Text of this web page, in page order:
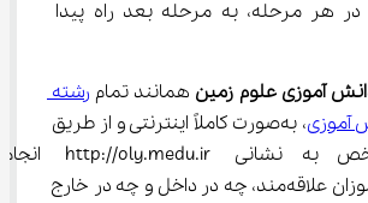
هر مرحله، به مرحله بعد راه پیدا
آموزی علوم زمین همانند تمام رشته
آموزی
، به‌صورت کاملاً اینترنتی و از طریق
سامانه‌ای مشخص به نشانی http://oly.medu.ir انجام
می‌شود. دانش‌آموزان علاقه‌مند، چه در داخل و چه در خارج